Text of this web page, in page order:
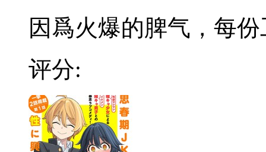
因爲火爆的脾气，每份
评分: